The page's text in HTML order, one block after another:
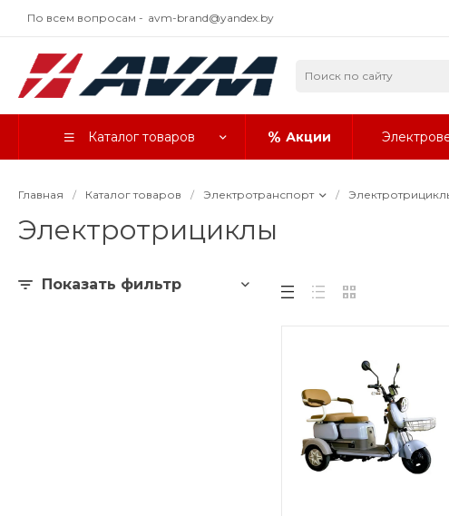
По всем вопросам - avm-brand@yandex.by
Каталог товаров Акции
Главная / Каталог товаров / Электротранспорт /
Электротрициклы
Показать фильтр